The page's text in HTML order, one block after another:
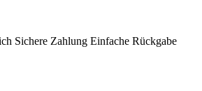
Sichere Zahlung Einfache Rückgabe